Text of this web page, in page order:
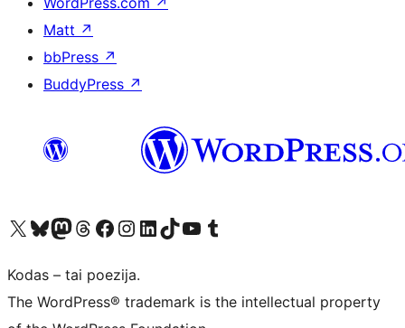
Matt ↗
bbPress ↗
BuddyPress ↗
Visit our X (formerly Twitter) account
Apsilankykite mūsų Bluesky paskyroje
Visit our Mastodon account
Apsilankykite mūsų Threads paskyroje
Visit our Facebook page
Visit our Instagram account
Visit our LinkedIn account
Apsilankykite mūsų TikTok paskyroje
Visit our YouTube channel
Apsilankykite mūsų Tumblr paskyroje
Kodas – tai poezija.
The WordPress® trademark is the intellectual property